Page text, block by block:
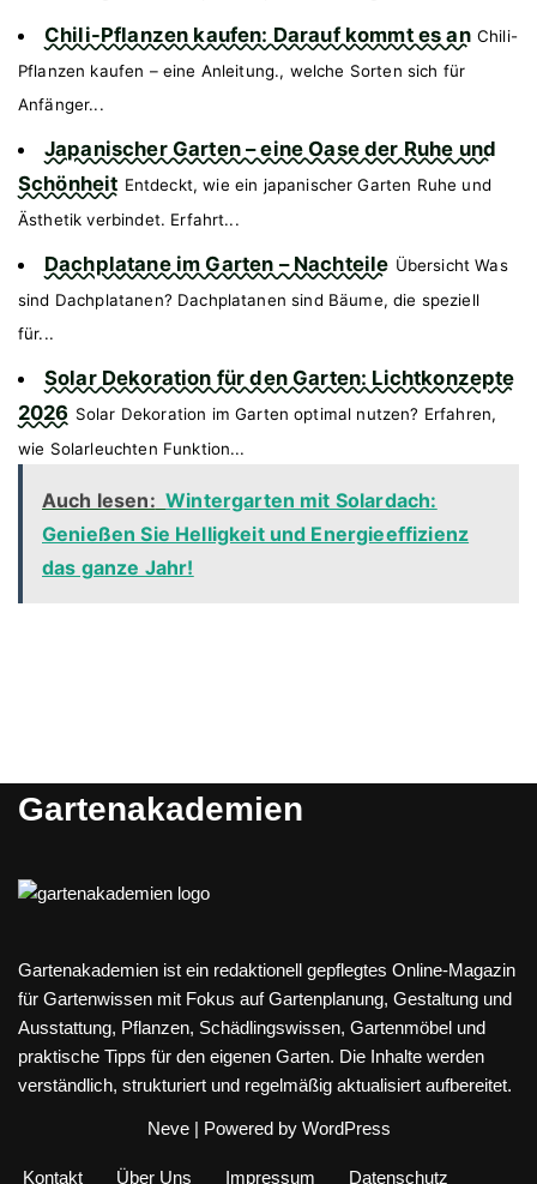
Chili-Pflanzen kaufen: Darauf kommt es an Chili-
Pflanzen kaufen – eine Anleitung., welche Sorten sich für
Anfänger...
Japanischer Garten – eine Oase der Ruhe und
Schönheit Entdeckt, wie ein japanischer Garten Ruhe und
Ästhetik verbindet. Erfahrt...
Dachplatane im Garten – Nachteile Übersicht Was
sind Dachplatanen? Dachplatanen sind Bäume, die speziell
für...
Solar Dekoration für den Garten: Lichtkonzepte
2026 Solar Dekoration im Garten optimal nutzen? Erfahren,
wie Solarleuchten Funktion...
Auch lesen: Wintergarten mit Solardach:
Genießen Sie Helligkeit und Energieeffizienz
das ganze Jahr!
Gartenakademien
Gartenakademien ist ein redaktionell gepflegtes Online-Magazin
für Gartenwissen mit Fokus auf Gartenplanung, Gestaltung und
Ausstattung, Pflanzen, Schädlingswissen, Gartenmöbel und
praktische Tipps für den eigenen Garten. Die Inhalte werden
verständlich, strukturiert und regelmäßig aktualisiert aufbereitet.
Neve| Powered by WordPress
Kontakt Über Uns Impressum Datenschutz